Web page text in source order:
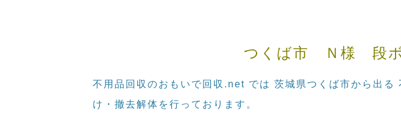
つくば市 Ｎ様 段ボ
不用品回収のおもいで回収.net では 茨城県つくば市から出
け・撤去解体を行っております。